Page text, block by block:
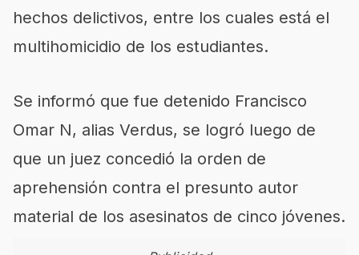
hechos delictivos, entre los cuales está el
multihomicidio de los estudiantes.
Se informó que fue detenido Francisco
Omar N, alias Verdus, se logró luego de
que un juez concedió la orden de
aprehensión contra el presunto autor
material de los asesinatos de cinco jóvenes.